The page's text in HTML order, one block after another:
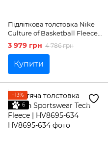
Підліткова толстовка Nike
Culture of Basketball Fleece
Pullover Hoodie | FZ5266-010
3 979 грн 4 786 грн
Купити
−13%
6